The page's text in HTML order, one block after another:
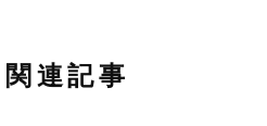
関連記事